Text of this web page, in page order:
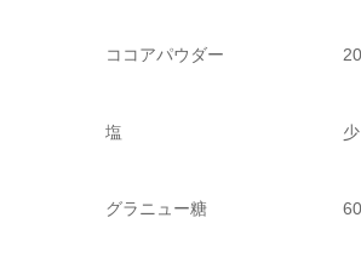
ココアパウダー
塩 少
グラニュー糖